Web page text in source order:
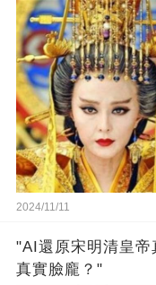
2024/11/11
"AI還原宋明清皇帝
真實臉龐？"